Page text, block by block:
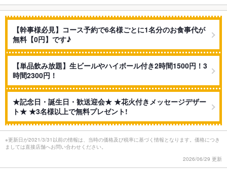
【幹事様必見】コース予約で6名様ごとに1名分のお食事代が
無料【0円】です♪
【単品飲み放題】生ビールやハイボール付き2時間1500円！3
時間2300円！
★記念日・誕生日・歓送迎会★ ★花火付きメッセージデザー
ト★ ★3名様以上で無料プレゼント!
※更新日が2021/3/31以前の情報は、当時の価格及び税率に基づく情報となります。価格につき
ましては直接店舗へお問い合わせください。
2026/06/29 更新